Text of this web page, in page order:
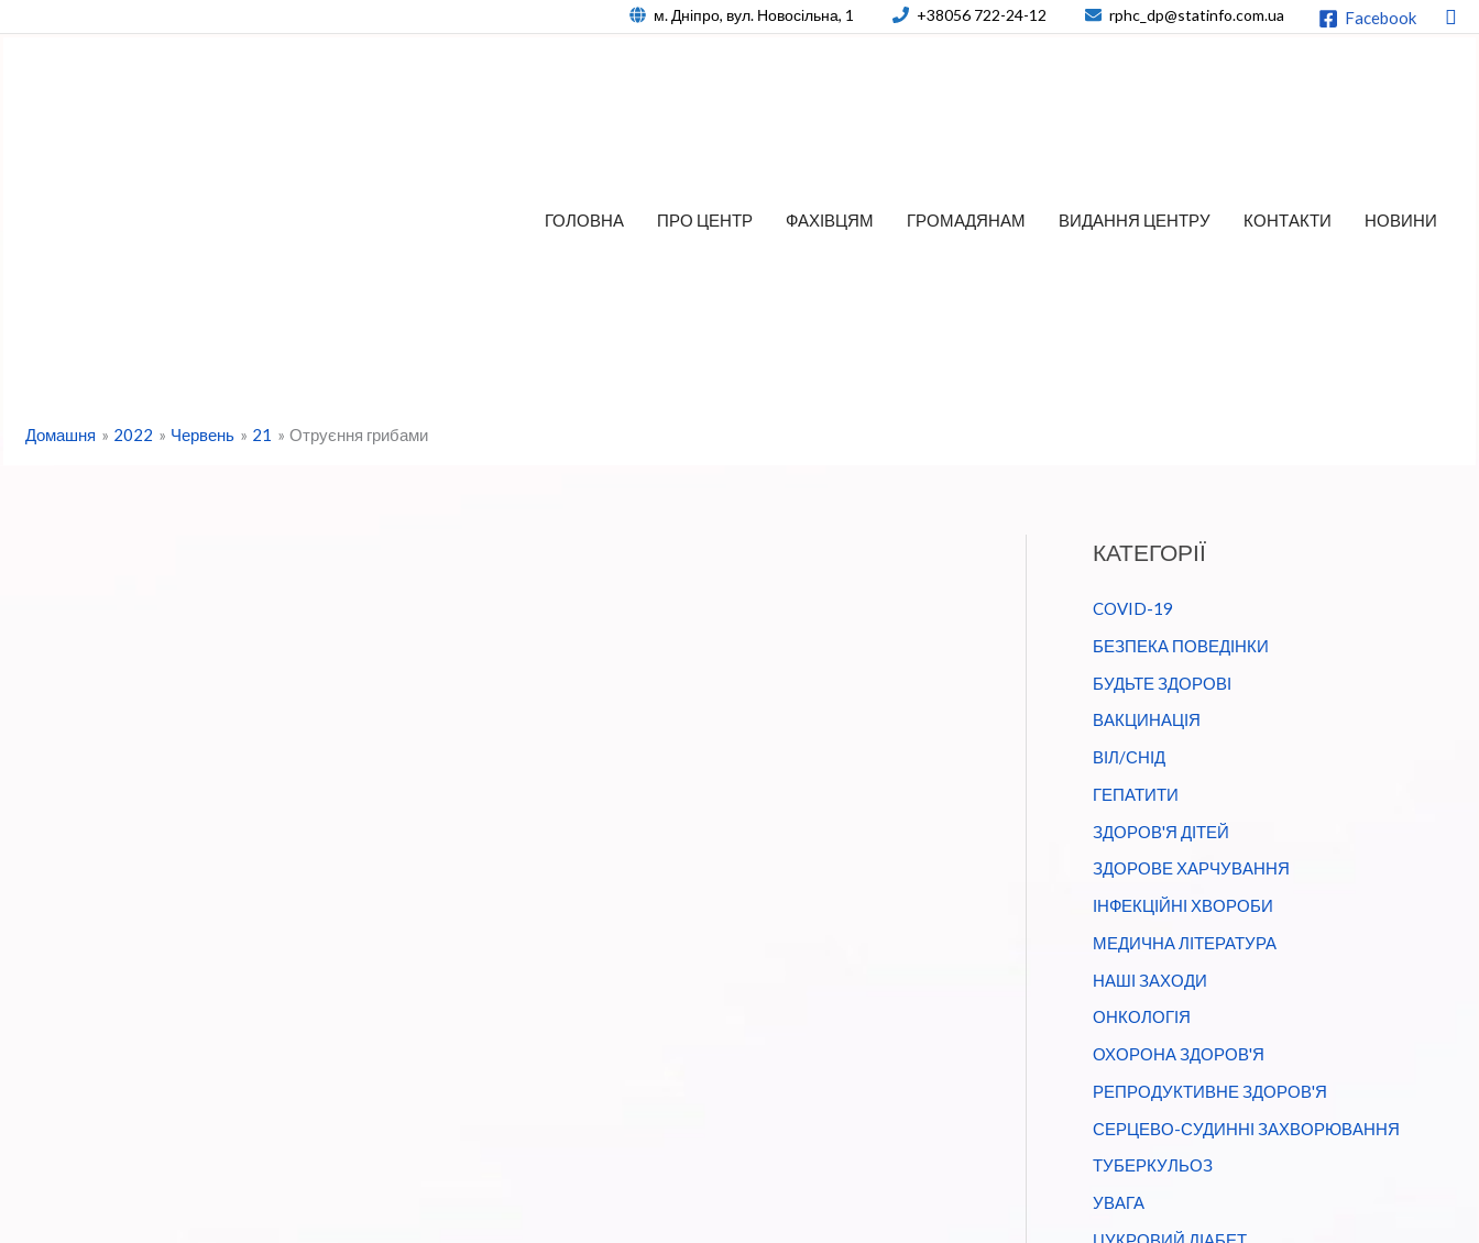
м. Дніпро, вул. Новосільна, 1 +38056 722-24-12 rphc_dp@statinfo.com.ua Facebook
ГОЛОВНА ПРО ЦЕНТР ФАХІВЦЯМ ГРОМАДЯНАМ ВИДАННЯ ЦЕНТРУ КОНТАКТИ НОВИНИ
Домашня 2022 Червень 21 Отруєння грибами
КАТЕГОРІЇ
COVID-19
БЕЗПЕКА ПОВЕДІНКИ
БУДЬТЕ ЗДОРОВІ
ВАКЦИНАЦІЯ
ВІЛ/СНІД
ГЕПАТИТИ
ЗДОРОВ'Я ДІТЕЙ
ЗДОРОВЕ ХАРЧУВАННЯ
ІНФЕКЦІЙНІ ХВОРОБИ
МЕДИЧНА ЛІТЕРАТУРА
НАШІ ЗАХОДИ
ОНКОЛОГІЯ
ОХОРОНА ЗДОРОВ'Я
РЕПРОДУКТИВНЕ ЗДОРОВ'Я
СЕРЦЕВО-СУДИННІ ЗАХВОРЮВАННЯ
ТУБЕРКУЛЬОЗ
УВАГА